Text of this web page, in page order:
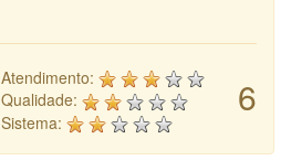
6
Atendimento:
Qualidade:
Sistema: